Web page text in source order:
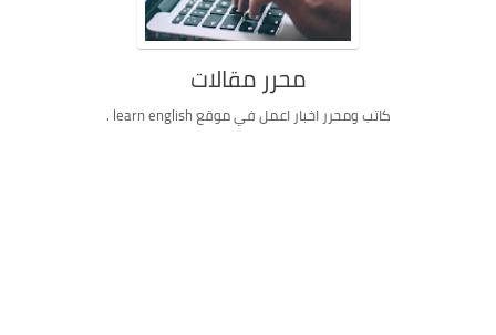
محرر مقالات
كاتب ومحرر اخبار اعمل في موقع learn english .